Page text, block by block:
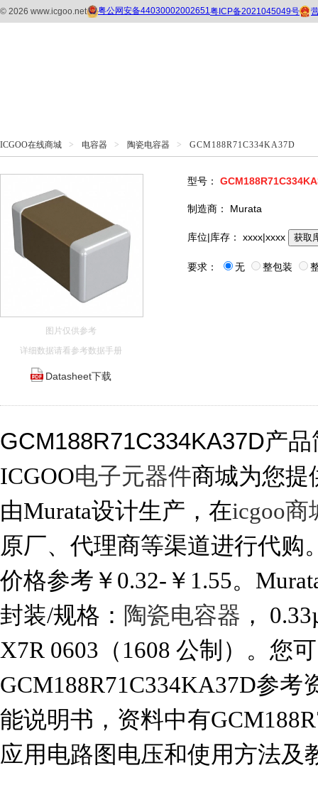
ICGOO在线商城 > 电容器 > 陶瓷电容器 > GCM188R71C334KA37D
图片仅供参考
详细数据请看参考数据手册
Datasheet下载
型号：
制造商： Murata
库位|库存： xxxx|xxxx 获取
要求： 无 整包装
GCM188R71C334KA37D产
ICGOO电子元器件商城为您提
由Murata设计生产，在icgoo商
原厂、代理商等渠道进行代购
价格参考￥0.32-￥1.55。
封装/规格： 陶瓷电容器 ，
X7R 0603（1608 公制）。您
GCM188R71C334KA37D参考
能说明书，资料中有
应用电路图电压和使用方法及